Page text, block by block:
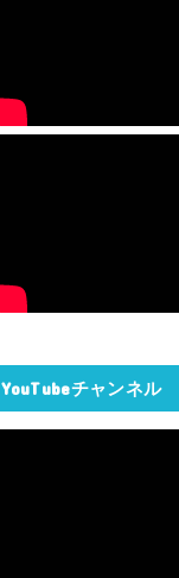
YouTubeチャンネル